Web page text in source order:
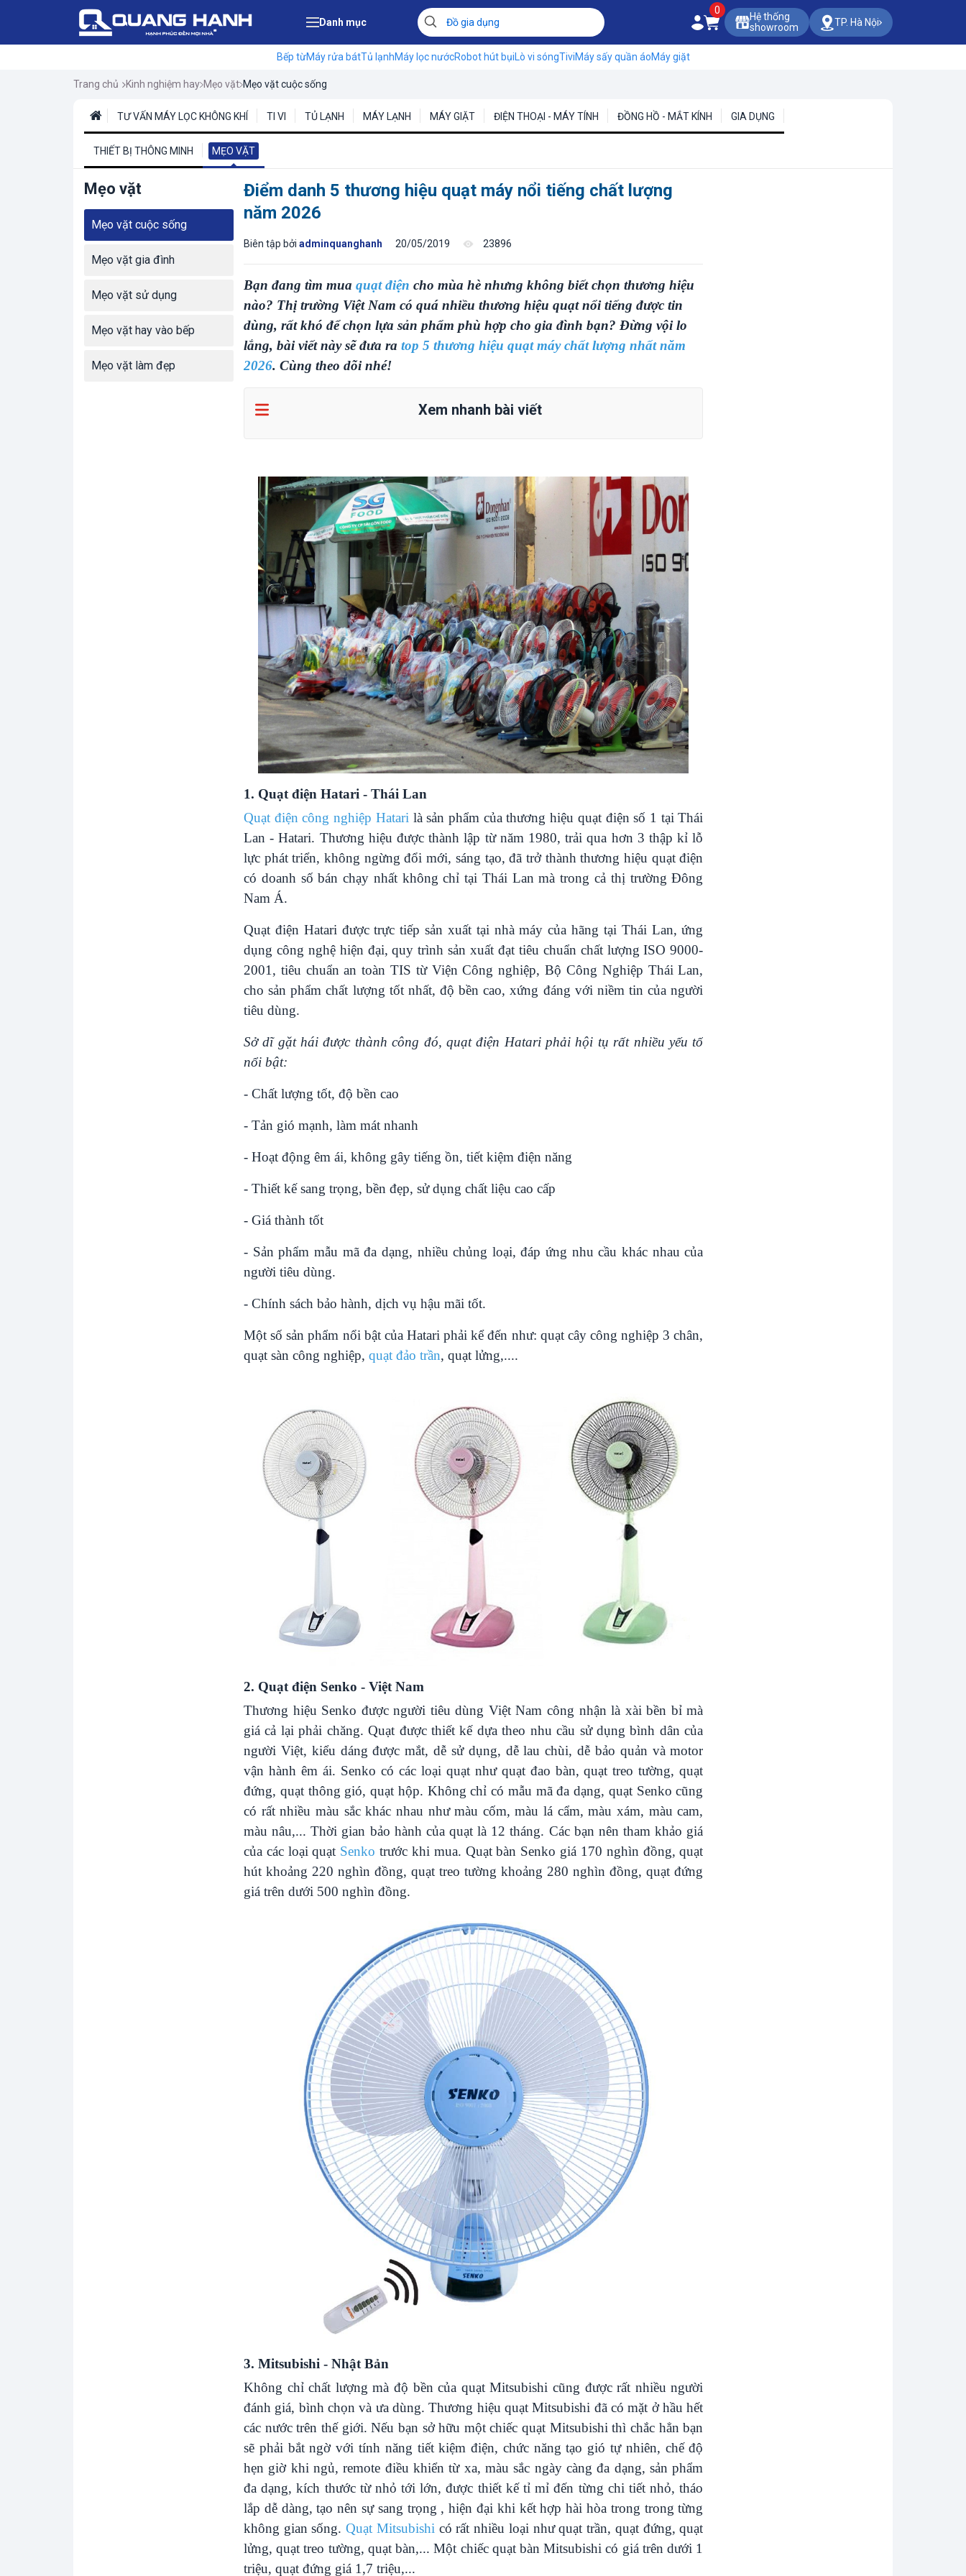
Danh mục
0
Hệ thống
showroom
TP. Hà Nội
Bếp từMáy rửa bátTủ lạnhMáy lọc nướcRobot hút bụiLò vi sóngTiviMáy sấy quần áoMáy giặt
Trang chủ Kinh nghiệm hay Mẹo vặt Mẹo vặt cuộc sống
TƯ VẤN MÁY LỌC KHÔNG KHÍ TI VI TỦ LẠNH MÁY LẠNH MÁY GIẶT ĐIỆN THOẠI - MÁY TÍNH ĐỒNG HỒ - MẮT KÍNH GIA DỤNG
THIẾT BỊ THÔNG MINH MẸO VẶT
Mẹo vặt
Mẹo vặt cuộc sống
Mẹo vặt gia đình
Mẹo vặt sử dụng
Mẹo vặt hay vào bếp
Mẹo vặt làm đẹp
Điểm danh 5 thương hiệu quạt máy nổi tiếng chất lượng
năm 2026
Biên tập bởi adminquanghanh 20/05/2019 23896
Bạn đang tìm mua quạt điện cho mùa hè nhưng không biết chọn thương hiệu
nào? Thị trường Việt Nam có quá nhiều thương hiệu quạt nổi tiếng được tin
dùng, rất khó để chọn lựa sản phẩm phù hợp cho gia đình bạn? Đừng vội lo
lắng, bài viết này sẽ đưa ra top 5 thương hiệu quạt máy chất lượng nhất năm
2026. Cùng theo dõi nhé!
Xem nhanh bài viết
1. Quạt điện Hatari - Thái Lan
Quạt điện công nghiệp Hatari là sản phẩm của thương hiệu quạt điện số 1 tại Thái
Lan - Hatari. Thương hiệu được thành lập từ năm 1980, trải qua hơn 3 thập kỉ lỗ
lực phát triển, không ngừng đổi mới, sáng tạo, đã trở thành thương hiệu quạt điện
có doanh số bán chạy nhất không chỉ tại Thái Lan mà trong cả thị trường Đông
Nam Á.
Quạt điện Hatari được trực tiếp sản xuất tại nhà máy của hãng tại Thái Lan, ứng
dụng công nghệ hiện đại, quy trình sản xuất đạt tiêu chuẩn chất lượng ISO 9000-
2001, tiêu chuẩn an toàn TIS từ Viện Công nghiệp, Bộ Công Nghiệp Thái Lan,
cho sản phẩm chất lượng tốt nhất, độ bền cao, xứng đáng với niềm tin của người
tiêu dùng.
Sở dĩ gặt hái được thành công đó, quạt điện Hatari phải hội tụ rất nhiều yếu tố
nổi bật:
- Chất lượng tốt, độ bền cao
- Tản gió mạnh, làm mát nhanh
- Hoạt động êm ái, không gây tiếng ồn, tiết kiệm điện năng
- Thiết kế sang trọng, bền đẹp, sử dụng chất liệu cao cấp
- Giá thành tốt
- Sản phẩm mẫu mã đa dạng, nhiều chủng loại, đáp ứng nhu cầu khác nhau của
người tiêu dùng.
- Chính sách bảo hành, dịch vụ hậu mãi tốt.
Một số sản phẩm nổi bật của Hatari phải kể đến như: quạt cây công nghiệp 3 chân,
quạt sàn công nghiệp, quạt đảo trần, quạt lửng,....
2. Quạt điện Senko - Việt Nam
Thương hiệu Senko được người tiêu dùng Việt Nam công nhận là xài bền bỉ mà
giá cả lại phải chăng. Quạt được thiết kế dựa theo nhu cầu sử dụng bình dân của
người Việt, kiểu dáng được mắt, dễ sử dụng, dễ lau chùi, dễ bảo quản và motor
vận hành êm ái. Senko có các loại quạt như quạt đao bàn, quạt treo tường, quạt
đứng, quạt thông gió, quạt hộp. Không chỉ có mẫu mã đa dạng, quạt Senko cũng
có rất nhiều màu sắc khác nhau như màu cốm, màu lá cẩm, màu xám, màu cam,
màu nâu,... Thời gian bảo hành của quạt là 12 tháng. Các bạn nên tham khảo giá
của các loại quạt Senko trước khi mua. Quạt bàn Senko giá 170 nghìn đồng, quạt
hút khoảng 220 nghìn đồng, quạt treo tường khoảng 280 nghìn đồng, quạt đứng
giá trên dưới 500 nghìn đồng.
3. Mitsubishi - Nhật Bản
Không chỉ chất lượng mà độ bền của quạt Mitsubishi cũng được rất nhiều người
đánh giá, bình chọn và ưa dùng. Thương hiệu quạt Mitsubishi đã có mặt ở hầu hết
các nước trên thế giới. Nếu bạn sở hữu một chiếc quạt Mitsubishi thì chắc hẳn bạn
sẽ phải bắt ngờ với tính năng tiết kiệm điện, chức năng tạo gió tự nhiên, chế độ
hẹn giờ khi ngủ, remote điều khiển từ xa, màu sắc ngày càng đa dạng, sản phẩm
đa dạng, kích thước từ nhỏ tới lớn, được thiết kế tỉ mỉ đến từng chi tiết nhỏ, tháo
lắp dễ dàng, tạo nên sự sang trọng , hiện đại khi kết hợp hài hòa trong trong từng
không gian sống.Quạt Mitsubishi có rất nhiều loại như quạt trần, quạt đứng, quạt
lửng, quạt treo tường, quạt bàn,... Một chiếc quạt bàn Mitsubishi có giá trên dưới 1
triệu, quạt đứng giá 1,7 triệu,...